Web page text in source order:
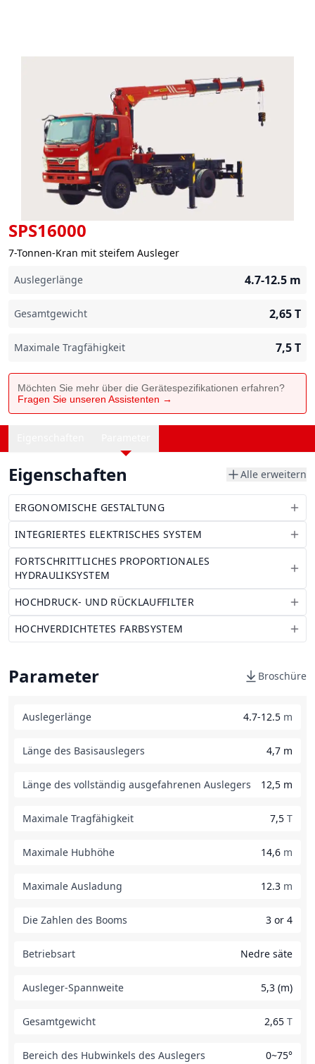
SPS16000
7-Tonnen-Kran mit steifem Ausleger
Auslegerlänge
4.7-12.5 m
Gesamtgewicht 2,65T
Maximale Tragfähigkeit 7,5T
Möchten Sie mehr über die Gerätespezifikationen erfahren?
Fragen Sie unseren Assistenten →
Eigenschaften Alle erweitern
ERGONOMISCHE GESTALTUNG
INTEGRIERTES ELEKTRISCHES SYSTEM
FORTSCHRITTLICHES PROPORTIONALES
HYDRAULIKSYSTEM
HOCHDRUCK- UND RÜCKLAUFFILTER
HOCHVERDICHTETES FARBSYSTEM
Parameter Broschüre
Auslegerlänge 4.7-12.5 m
Länge des Basisauslegers 4,7 m
Länge des vollständig ausgefahrenen Auslegers 12,5 m
Maximale Tragfähigkeit 7,5 T
Maximale Hubhöhe 14,6 m
Maximale Ausladung 12.3 m
Die Zahlen des Booms 3 or 4
Betriebsart Nedre säte
Ausleger-Spannweite 5,3 (m)
Gesamtgewicht 2,65 T
Bereich des Hubwinkels des Auslegers 0~75°